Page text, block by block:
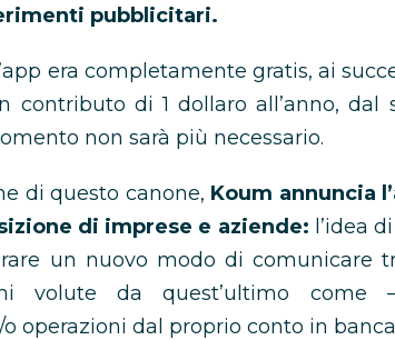
pubblicitari.
era completamente gratis, ai
contributo di 1 dollaro all’anno, dal
non sarà più necessario.
di questo canone, Koum annuncia
di imprese e aziende: l’idea
un nuovo modo di comunicare
volute da quest’ultimo come
operazioni dal proprio conto in